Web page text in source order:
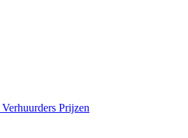
Verhuurders Prijzen